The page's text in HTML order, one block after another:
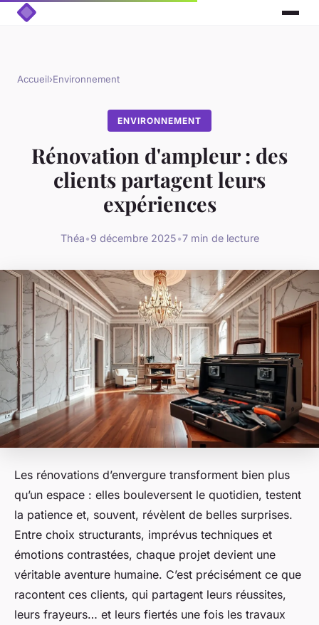
Accueil›Environnement
ENVIRONNEMENT
Rénovation d'ampleur : des
clients partagent leurs
expériences
Théa•9 décembre 2025•7 min de lecture
Les rénovations d’envergure transforment bien plus
qu’un espace : elles bouleversent le quotidien, testent
la patience et, souvent, révèlent de belles surprises.
Entre choix structurants, imprévus techniques et
émotions contrastées, chaque projet devient une
véritable aventure humaine. C’est précisément ce que
racontent ces clients, qui partagent leurs réussites,
leurs frayeurs… et leurs fiertés une fois les travaux